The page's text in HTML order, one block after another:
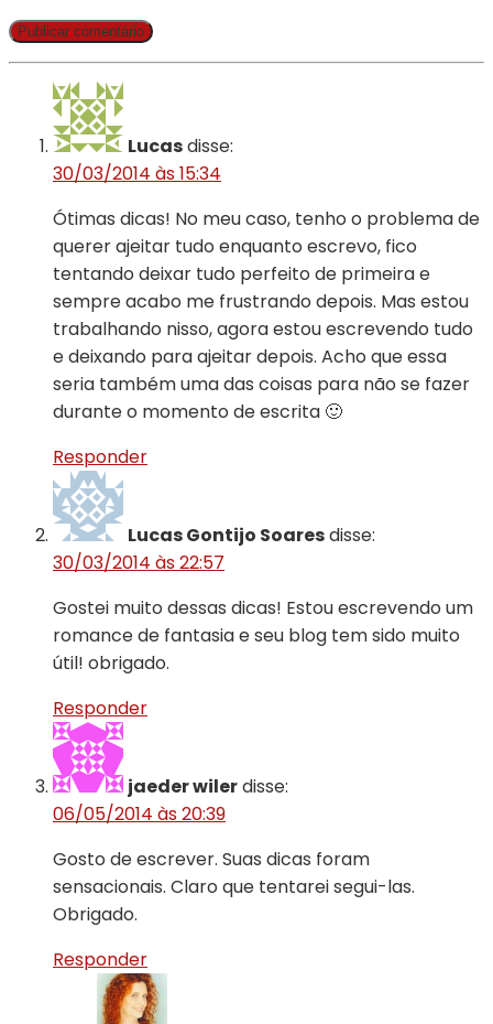
Lucasdisse:
30/03/2014 às 15:34
Ótimas dicas! No meu caso, tenho o problema de
querer ajeitar tudo enquanto escrevo, fico
tentando deixar tudo perfeito de primeira e
sempre acabo me frustrando depois. Mas estou
trabalhando nisso, agora estou escrevendo tudo
e deixando para ajeitar depois. Acho que essa
seria também uma das coisas para não se fazer
durante o momento de escrita 🙂
Responder
Lucas Gontijo Soaresdisse:
30/03/2014 às 22:57
Gostei muito dessas dicas! Estou escrevendo um
romance de fantasia e seu blog tem sido muito
útil! obrigado.
Responder
jaeder wilerdisse:
06/05/2014 às 20:39
Gosto de escrever. Suas dicas foram
sensacionais. Claro que tentarei segui-las.
Obrigado.
Responder